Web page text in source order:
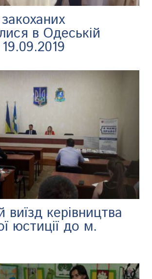
в Одеській
виїзд керівництва
юстиції до м.